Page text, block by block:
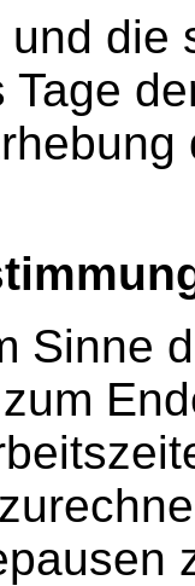
die
Tage
Sinne